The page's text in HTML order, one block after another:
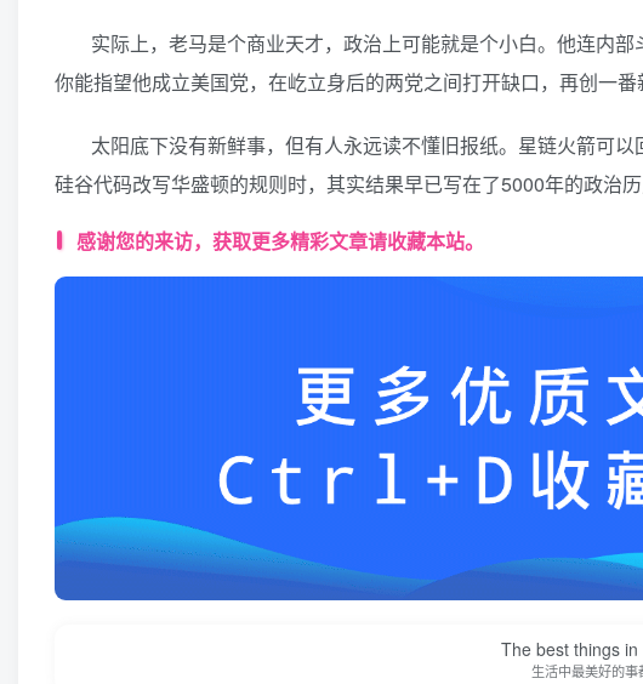
实际上，老马是个商业天才，政治上可能就是个小白。他连内
你能指望他成立美国党，在屹立身后的两党之间打开缺口，再创一番
太阳底下没有新鲜事，但有人永远读不懂旧报纸。星链火箭可
硅谷代码改写华盛顿的规则时，其实结果早已写在了5000年的政治历
感谢您的来访，获取更多精彩文章请收藏本站。
The best things
生活中最美好的事